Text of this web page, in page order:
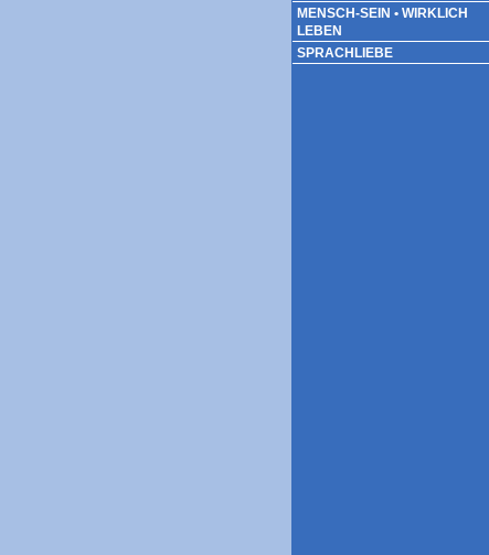
MENSCH-SEIN • WIRKLICH
LEBEN
SPRACHLIEBE